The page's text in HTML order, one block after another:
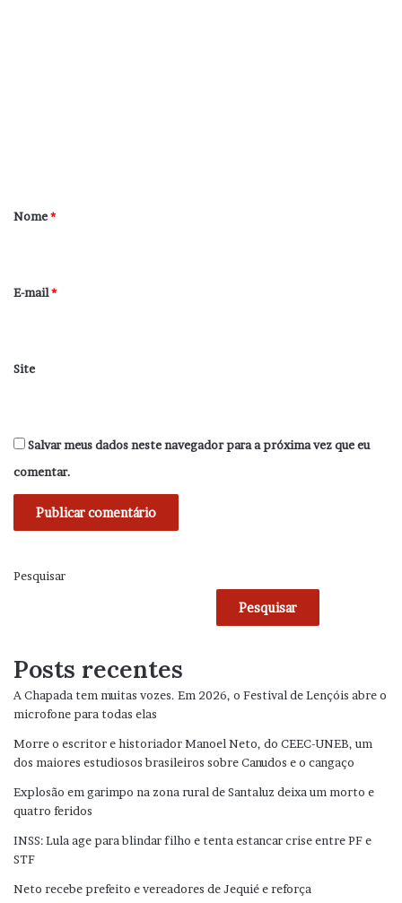
r
*
Nome*
E-mail*
Site
Salvar meus dados neste navegador para a próxima vez que eu
comentar.
Pesquisar
Pesquisar
Posts recentes
A Chapada tem muitas vozes. Em 2026, o Festival de Lençóis abre o
microfone para todas elas
Morre o escritor e historiador Manoel Neto, do CEEC-UNEB, um
dos maiores estudiosos brasileiros sobre Canudos e o cangaço
Explosão em garimpo na zona rural de Santaluz deixa um morto e
quatro feridos
INSS: Lula age para blindar filho e tenta estancar crise entre PF e
STF
Neto recebe prefeito e vereadores de Jequié e reforça